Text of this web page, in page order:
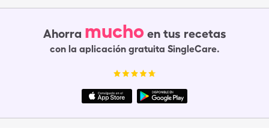
Ahorra mucho en tus recetas
con la aplicación gratuita SingleCare.